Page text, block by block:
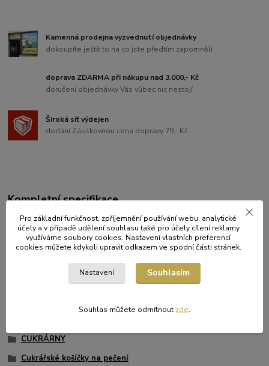
Kamenná prodejna vyzvednutí objednávky
dokoupíte ještě to na co jste předtím zapomněli
doprava ZDARMA při nákupu nad 3.000,- Kč
doručení objednávky Vás vůbec nic nestojí
Široká síť výdejen
dodání Zásilkovnou cena dopravy 79,- Kč
Kompletní specifikace
Kvalitní papírové krajky vhodné pro servírování cukrářských
výrobků a jiných specialit.
CUKRÁRNY
Cukrářské košíčky na pečení
Pro základní funkčnost, zpříjemnění používání webu, analytické
účely a v případě udělení souhlasu také pro účely cílení reklamy
využíváme soubory cookies. Nastavení vlastních preferencí
cookies můžete kdykoli upravit odkazem ve spodní části stránek.
Nastavení Souhlasím
Souhlas můžete odmítnout zde.